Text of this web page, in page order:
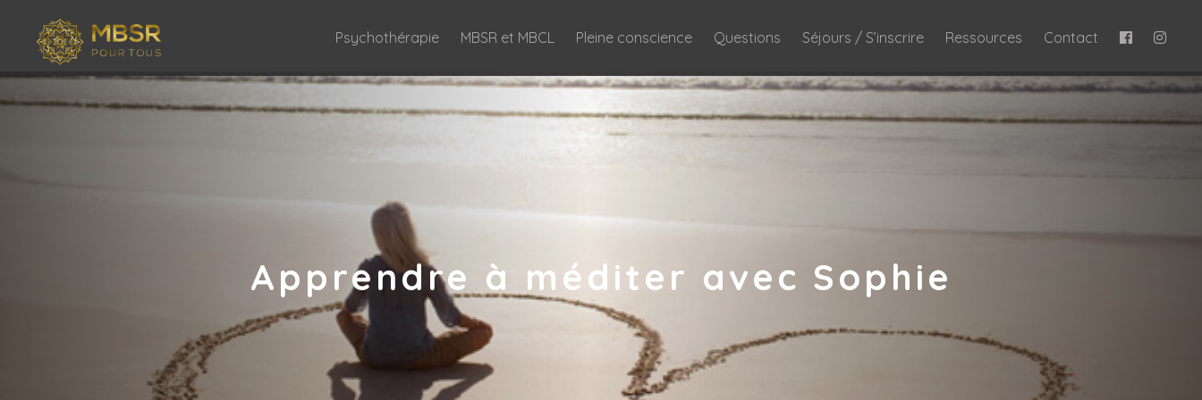
Psychothérapie MBSR et MBCL Pleine conscience Questions Séjours / S’inscrire Ressources Contact
Apprendre à méditer avec Sophie